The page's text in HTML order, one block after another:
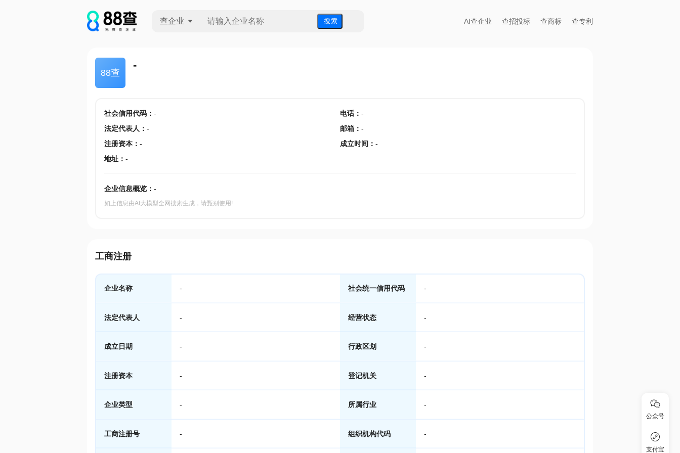
查企业 搜 索 AI查企业 查招投标 查商标 查专利
88查
-
社会信用代码： - 电话： -
法定代表人 ： - 邮箱 ： -
注册资本： - 成立时间 ： -
地址： -
企业信息概览： -
如上信息由AI大模型全网搜索生成，请甄别使用!
工商注册
企业名称 - 社会统一信用代码 -
法定代表人 - 经营状态 -
成立日期 - 行政区划 -
注册资本 - 登记机关 -
企业类型 - 所属行业 -
工商注册号 - 组织机构代码 -
公众号
支付宝